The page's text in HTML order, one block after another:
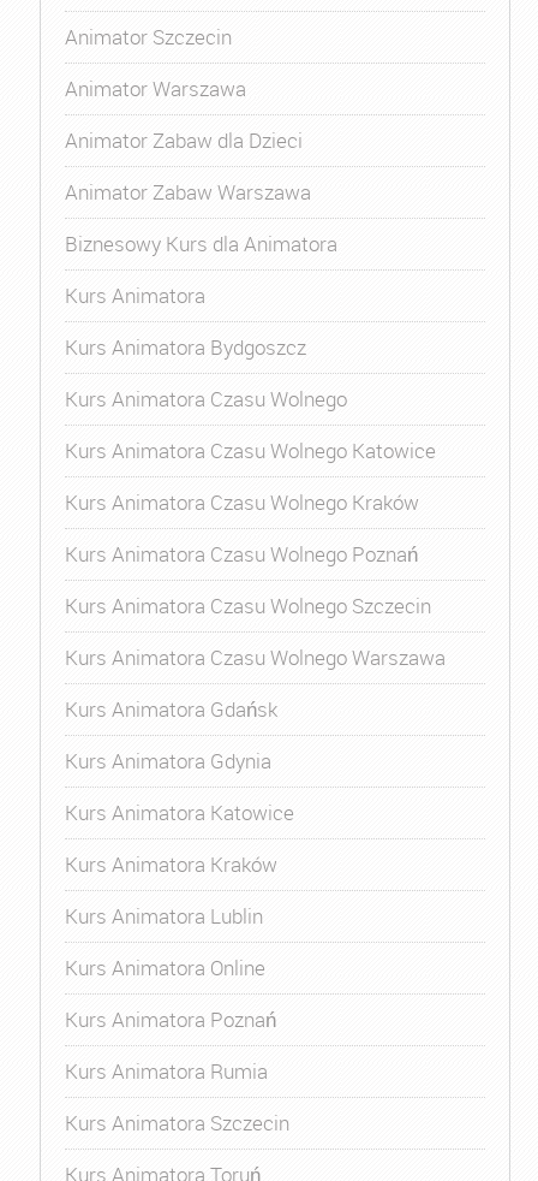
Animator Szczecin
Animator Warszawa
Animator Zabaw dla Dzieci
Animator Zabaw Warszawa
Biznesowy Kurs dla Animatora
Kurs Animatora
Kurs Animatora Bydgoszcz
Kurs Animatora Czasu Wolnego
Kurs Animatora Czasu Wolnego Katowice
Kurs Animatora Czasu Wolnego Kraków
Kurs Animatora Czasu Wolnego Poznań
Kurs Animatora Czasu Wolnego Szczecin
Kurs Animatora Czasu Wolnego Warszawa
Kurs Animatora Gdańsk
Kurs Animatora Gdynia
Kurs Animatora Katowice
Kurs Animatora Kraków
Kurs Animatora Lublin
Kurs Animatora Online
Kurs Animatora Poznań
Kurs Animatora Rumia
Kurs Animatora Szczecin
Kurs Animatora Toruń